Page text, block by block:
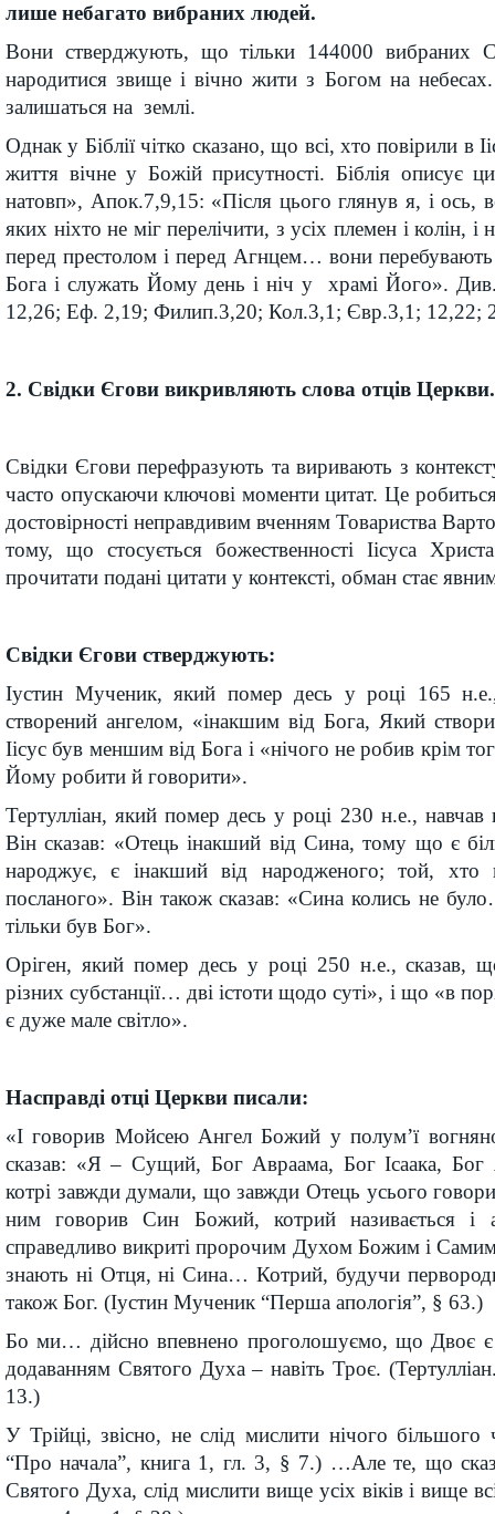
лише небагато вибраних людей.
Вони стверджують, що тільки 144000 вибраних
народитися звище і вічно жити з Богом на
залишаться на землі.
Однак у Біблії чітко сказано, що всі, хто повірили в
життя вічне у Божій присутності. Біблія описує
натовп», Апок.7,9,15: «Після цього глянув я, і ось,
яких ніхто не міг перелічити, з усіх племен і колін, і
перед престолом і перед Агнцем… вони
Бога і служать Йому день і ніч у храмі Його».
12,26; Еф. 2,19; Филип.3,20; Кол.3,1; Євр.3,1; 12,22;
2. Свідки Єгови викривляють слова отців Церкви.
Свідки Єгови перефразують та виривають з
часто опускаючи ключові моменти цитат. Це
достовірності неправдивим вченням Товариства
тому, що стосується божественності Іісуса
прочитати подані цитати у контексті, обман стає
Свідки Єгови стверджують:
Іустин Мученик, який помер десь у році 165
створений ангелом, «інакшим від Бога, Який
Іісус був меншим від Бога і «нічого не робив крім
Йому робити й говорити».
Тертулліан, який помер десь у році 230 н.е., навчав
Він сказав: «Отець інакший від Сина, тому що є
народжує, є інакший від народженого; той, хто
посланого». Він також сказав: «Сина колись не
тільки був Бог».
Оріген, який помер десь у році 250 н.е., сказав,
різних субстанції… дві істоти щодо суті», і що «в
є дуже мале світло».
Насправді отці Церкви писали:
«І говорив Мойсею Ангел Божий у полум’ї
сказав: «Я – Сущий, Бог Авраама, Бог Ісаака,
котрі завжди думали, що завжди Отець усього
ним говорив Син Божий, котрий називається і
справедливо викриті пророчим Духом Божим і
знають ні Отця, ні Сина… Котрий, будучи
також Бог. (Іустин Мученик “Перша апологія”, § 63.)
Бо ми… дійсно впевнено проголошуємо, що Двоє
додаванням Святого Духа – навіть Троє.
13.)
У Трійці, звісно, не слід мислити нічого
“Про начала”, книга 1, гл. 3, § 7.) …Але те, що
Святого Духа, слід мислити вище усіх віків і вище